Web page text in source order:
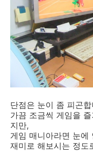
단점은 눈이 좀 피곤
가끔 조금씩 게임을
지만,
게임 매니아라면 눈에
재미로 해보시는 정도